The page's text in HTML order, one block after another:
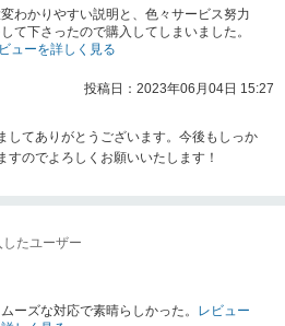
わかりやすい説明と、色々サービス努力
て下さったので購入してしまいました。
ューを詳しく見る
投稿日：2023年06月04日 15:27
してありがとうございます。今後もしっか
すのでよろしくお願いいたします！
したユーザー
ムーズな対応で素晴らしかった。 レビュー